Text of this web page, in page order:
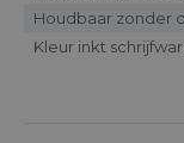
Houdbaar zonder
Kleur inkt